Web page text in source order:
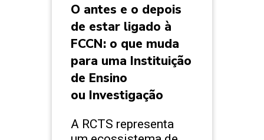
O antes e o depois
de estar ligado à
FCCN: o que muda
para uma Instituição
de Ensino
ou Investigação
A RCTS representa